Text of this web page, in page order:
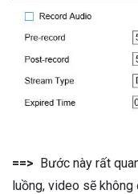
==> Bước này rất
luồng, video sẽ